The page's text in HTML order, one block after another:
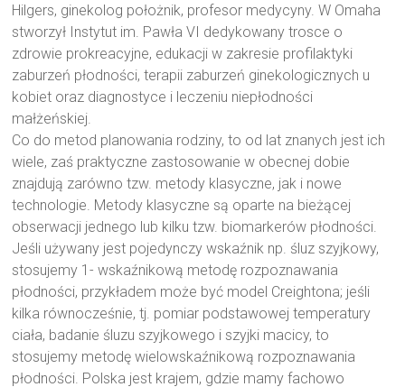
Hilgers, ginekolog położnik, profesor medycyny. W Omaha
stworzył Instytut im. Pawła VI dedykowany trosce o
zdrowie prokreacyjne, edukacji w zakresie profilaktyki
zaburzeń płodności, terapii zaburzeń ginekologicznych u
kobiet oraz diagnostyce i leczeniu niepłodności
małżeńskiej.
Co do metod planowania rodziny, to od lat znanych jest ich
wiele, zaś praktyczne zastosowanie w obecnej dobie
znajdują zarówno tzw. metody klasyczne, jak i nowe
technologie. Metody klasyczne są oparte na bieżącej
obserwacji jednego lub kilku tzw. biomarkerów płodności.
Jeśli używany jest pojedynczy wskaźnik np. śluz szyjkowy,
stosujemy 1- wskaźnikową metodę rozpoznawania
płodności, przykładem może być model Creightona; jeśli
kilka równocześnie, tj. pomiar podstawowej temperatury
ciała, badanie śluzu szyjkowego i szyjki macicy, to
stosujemy metodę wielowskaźnikową rozpoznawania
płodności. Polska jest krajem, gdzie mamy fachowo